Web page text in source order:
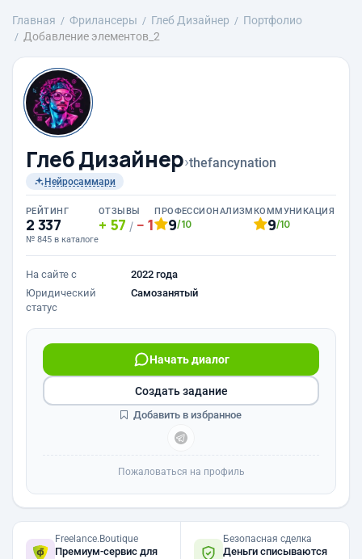
Главная Фрилансеры Глеб Дизайнер
Портфолио
Добавление элементов_2
Глеб Дизайнер›thefancynation
Нейросаммари
РЕЙТИНГ
2 337
№ 845 в каталоге
ОТЗЫВЫ
57 / 1
ПРОФЕССИОНАЛИЗМ
9/10
КОММУНИКАЦИЯ
9/10
На сайте с
2022 года
Юридический
статус
Самозанятый
Начать диалог
Создать задание
Добавить в избранное
Пожаловаться на профиль
Freelance.Boutique
Премиум-сервис для
Безопасная сделка
Деньги списываются